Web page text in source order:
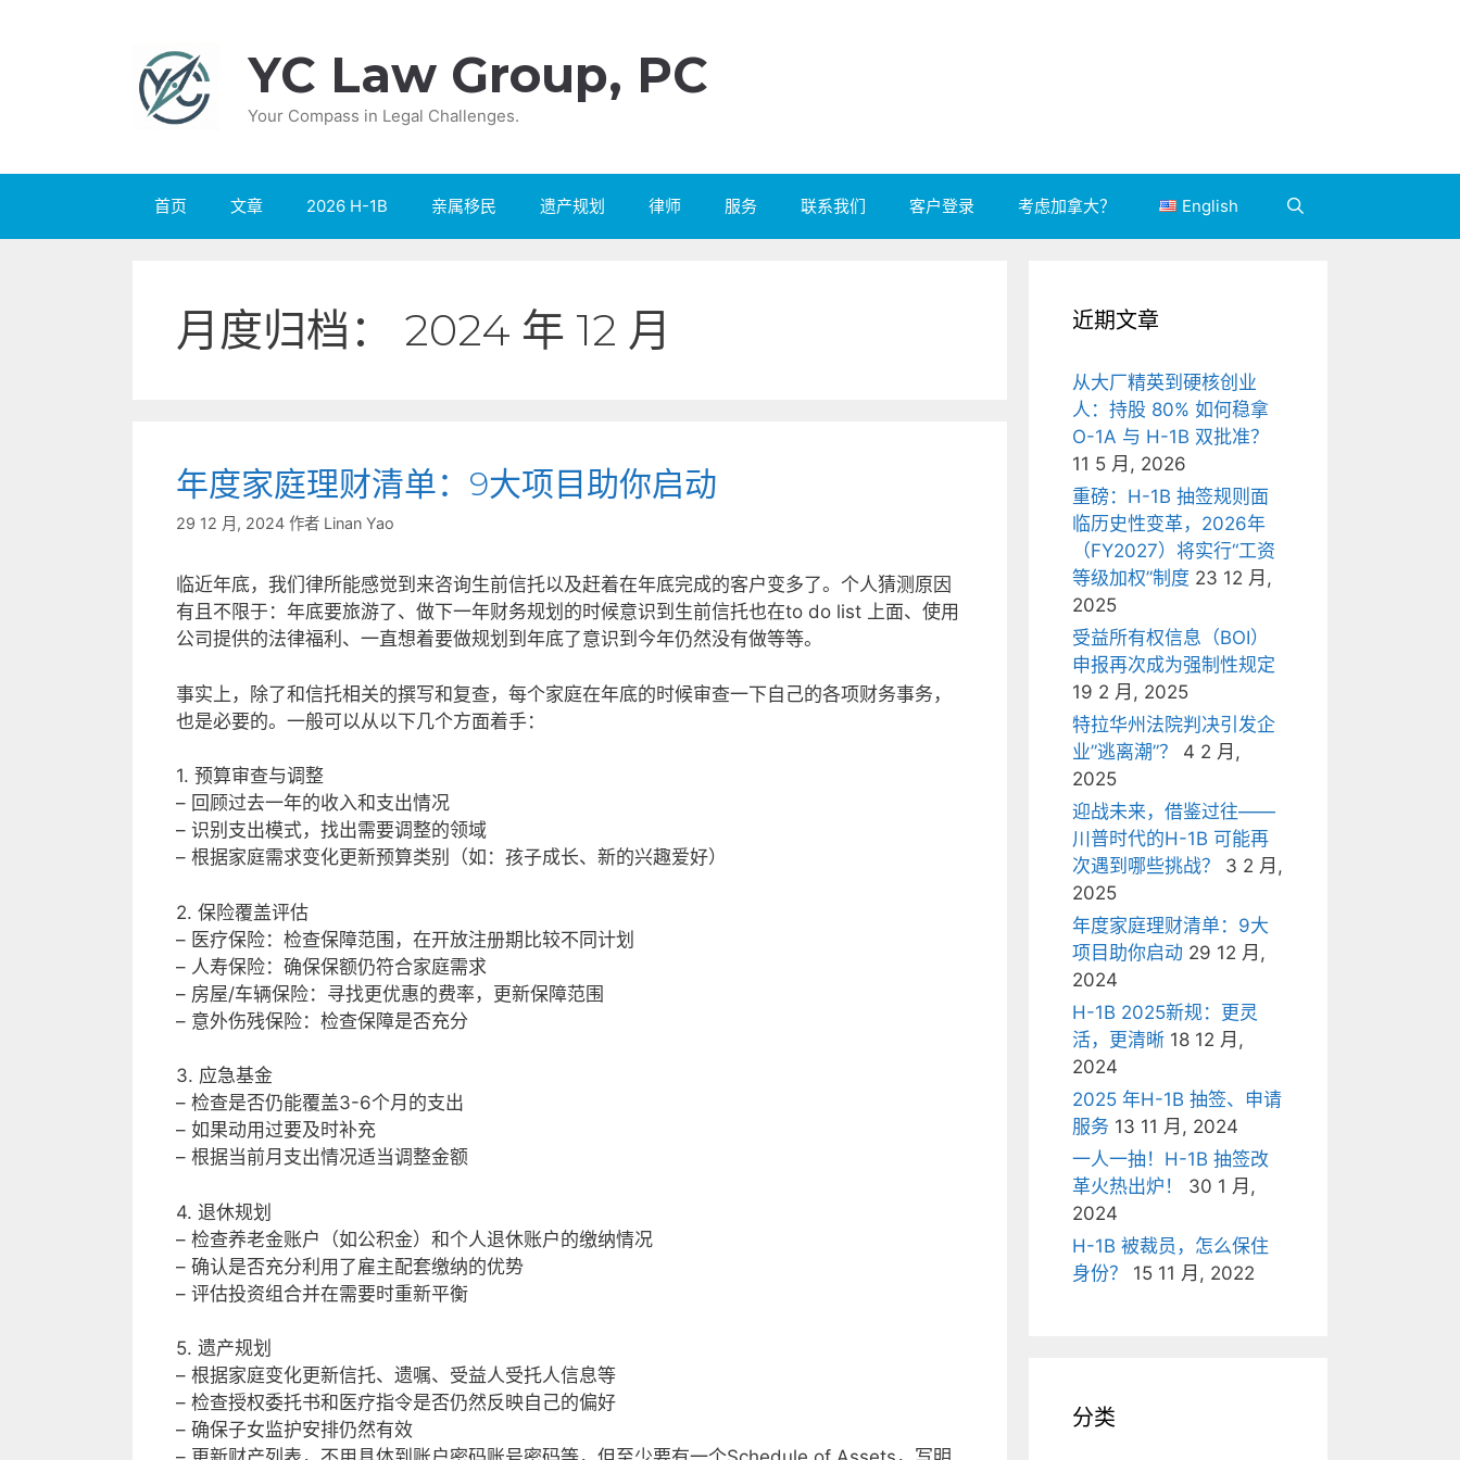
YC Law Group, PC
Your Compass in Legal Challenges.
首页 文章 2026 H-1B 亲属移民 遗产规划 律师 服务 联系我们 客户登录 考虑加拿大？ English
月度归档： 2024 年 12 月
年度家庭理财清单：9大项目助你启动
29 12 月, 2024 作者 Linan Yao
临近年底，我们律所能感觉到来咨询生前信托以及赶着在年底完成的客户变多了。个人猜测原因
有且不限于：年底要旅游了、做下一年财务规划的时候意识到生前信托也在to do list 上面、使用
公司提供的法律福利、一直想着要做规划到年底了意识到今年仍然没有做等等。
事实上，除了和信托相关的撰写和复查，每个家庭在年底的时候审查一下自己的各项财务事务，
也是必要的。一般可以从以下几个方面着手：
1. 预算审查与调整
– 回顾过去一年的收入和支出情况
– 识别支出模式，找出需要调整的领域
– 根据家庭需求变化更新预算类别（如：孩子成长、新的兴趣爱好）
2. 保险覆盖评估
– 医疗保险：检查保障范围，在开放注册期比较不同计划
– 人寿保险：确保保额仍符合家庭需求
– 房屋/车辆保险：寻找更优惠的费率，更新保障范围
– 意外伤残保险：检查保障是否充分
3. 应急基金
– 检查是否仍能覆盖3-6个月的支出
– 如果动用过要及时补充
– 根据当前月支出情况适当调整金额
4. 退休规划
– 检查养老金账户（如公积金）和个人退休账户的缴纳情况
– 确认是否充分利用了雇主配套缴纳的优势
– 评估投资组合并在需要时重新平衡
5. 遗产规划
– 根据家庭变化更新信托、遗嘱、受益人受托人信息等
– 检查授权委托书和医疗指令是否仍然反映自己的偏好
– 确保子女监护安排仍然有效
近期文章
从大厂精英到硬核创业
人：持股 80% 如何稳拿
O-1A 与 H-1B 双批准？
11 5 月, 2026
重磅：H-1B 抽签规则面
临历史性变革，2026年
（FY2027）将实行“工资
等级加权”制度 23 12 月,
2025
受益所有权信息（BOI）
申报再次成为强制性规定
19 2 月, 2025
特拉华州法院判决引发企
业”逃离潮”？
4 2 月,
2025
迎战未来，借鉴过往——
川普时代的H-1B 可能再
次遇到哪些挑战？
3 2 月,
2025
年度家庭理财清单：9大
项目助你启动 29 12 月,
2024
H-1B 2025新规：更灵
活，更清晰 18 12 月,
2024
2025 年H-1B 抽签、申请
服务 13 11 月, 2024
一人一抽！H-1B 抽签改
革火热出炉！
30 1 月,
2024
H-1B 被裁员，怎么保住
身份？
15 11 月, 2022
分类